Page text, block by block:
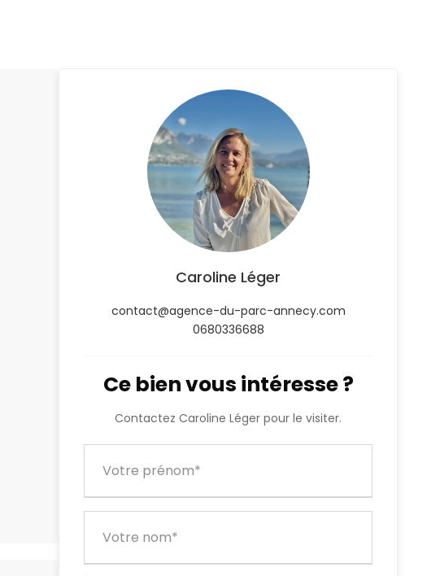
Caroline Léger
contact@agence-du-parc-annecy.com
0680336688
Ce bien vous intéresse ?
Contactez Caroline Léger pour le visiter.